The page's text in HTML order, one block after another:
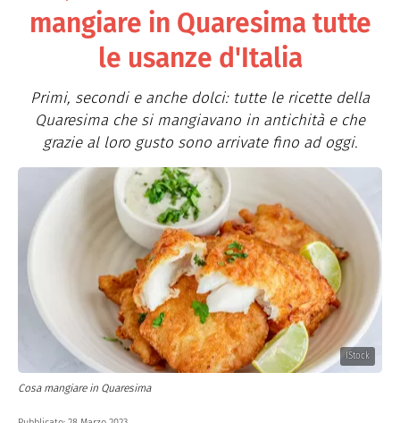
mangiare in Quaresima tutte
le usanze d'Italia
Primi, secondi e anche dolci: tutte le ricette della
Quaresima che si mangiavano in antichità e che
grazie al loro gusto sono arrivate fino ad oggi.
IStock
Cosa mangiare in Quaresima